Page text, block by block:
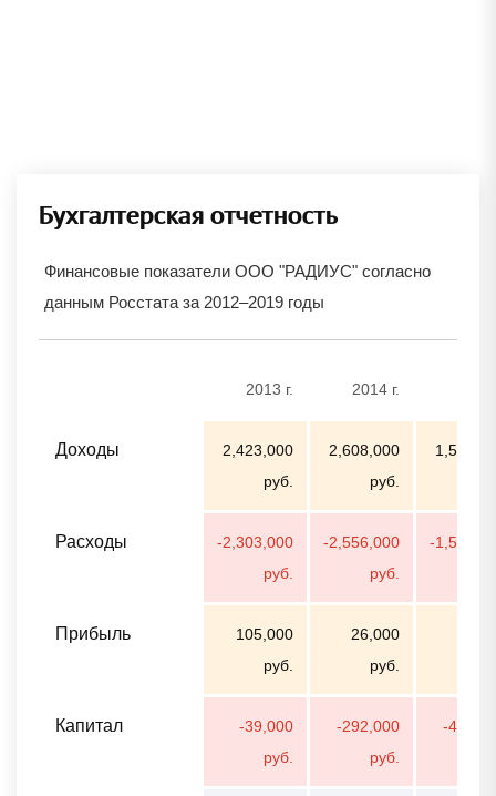
Бухгалтерская отчетность
Финансовые показатели ООО "РАДИУС" согласно
данным Росстата за 2012–2019 годы
2013 г. 2014 г.
Доходы
2,423,000
руб.
2,608,000
руб.
Расходы
-2,303,000
руб.
-2,556,000
руб.
-
Прибыль
105,000
руб.
26,000
руб.
Капитал
-39,000
руб.
-292,000
руб.
-